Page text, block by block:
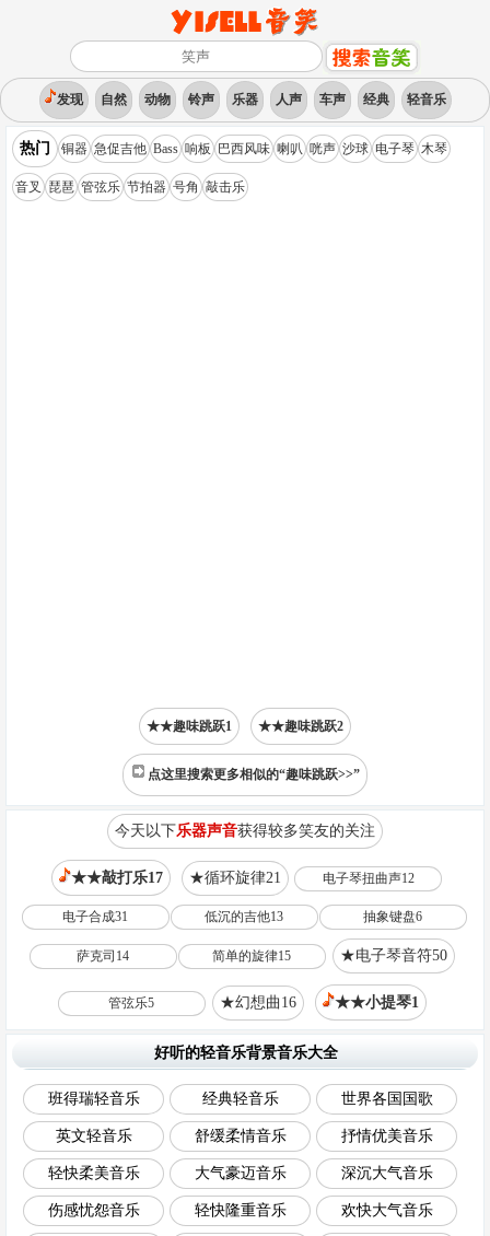
发现 自然 动物 铃声 乐器 人声 车声 经典 轻音乐
热门 铜器 急促吉他 Bass 响板 巴西风味 喇叭 咣声 沙球 电子琴 木琴
音叉 琵琶 管弦乐 节拍器 号角 敲击乐
★★趣味跳跃1 ★★趣味跳跃2
点这里搜索更多相似的“趣味跳跃>>”
今天以下乐器声音获得较多笑友的关注
★★敲打乐17 ★循环旋律21 电子琴扭曲声12
电子合成31 低沉的吉他13 抽象键盘6
萨克司14 简单的旋律15 ★电子琴音符50
管弦乐5 ★幻想曲16 ★★小提琴1
好听的轻音乐背景音乐大全
班得瑞轻音乐 经典轻音乐 世界各国国歌
英文轻音乐 舒缓柔情音乐 抒情优美音乐
轻快柔美音乐 大气豪迈音乐 深沉大气音乐
伤感忧怨音乐 轻快隆重音乐 欢快大气音乐